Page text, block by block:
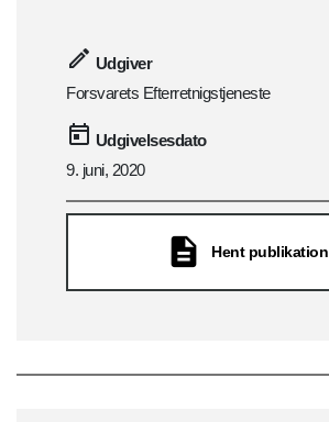
Udgiver
Forsvarets Efterretnigstjeneste
Udgivelsesdato
9. juni, 2020
Hent publikation